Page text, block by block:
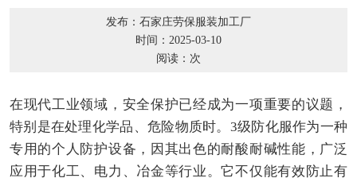
发布：石家庄劳保服装加工厂
时间：2025-03-10
阅读： 次
在现代工业领域，安全保护已经成为一项重要的议题，
特别是在处理化学品、危险物质时。3级防化服作为一种
专用的个人防护设备，因其出色的耐酸耐碱性能，广泛
应用于化工、电力、冶金等行业。它不仅能有效防止有